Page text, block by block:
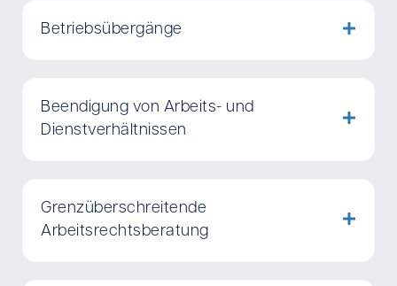
Betriebsübergänge
Beendigung von Arbeits- und
Dienstverhältnissen
Grenzüberschreitende
Arbeitsrechtsberatung